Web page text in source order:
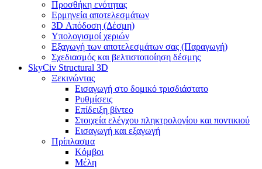
Προσθήκη ενότητας
Ερμηνεία αποτελεσμάτων
3D Απόδοση (Δέσμη)
Υπολογισμοί χεριών
Εξαγωγή των αποτελεσμάτων σας (Παραγωγή)
Σχεδιασμός και βελτιστοποίηση δέσμης
SkyCiv Structural 3D
Ξεκινώντας
Εισαγωγή στο δομικό τρισδιάστατο
Ρυθμίσεις
Επίδειξη βίντεο
Στοιχεία ελέγχου πληκτρολογίου και ποντικιού
Εισαγωγή και εξαγωγή
Πρίπλασμα
Κόμβοι
Μέλη